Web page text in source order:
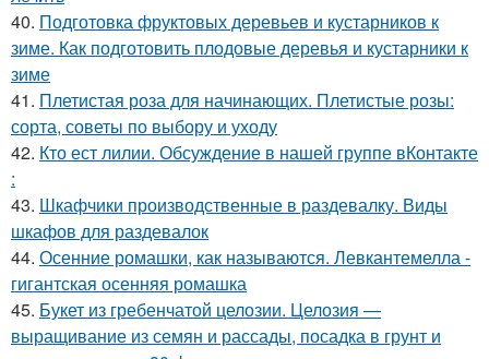
40. Подготовка фруктовых деревьев и кустарников к
зиме. Как подготовить плодовые деревья и кустарники к
зиме
41. Плетистая роза для начинающих. Плетистые розы:
сорта, советы по выбору и уходу
42. Кто ест лилии. Обсуждение в нашей группе вКонтакте
:
43. Шкафчики производственные в раздевалку. Виды
шкафов для раздевалок
44. Осенние ромашки, как называются. Левкантемелла -
гигантская осенняя ромашка
45. Букет из гребенчатой целозии. Целозия —
выращивание из семян и рассады, посадка в грунт и